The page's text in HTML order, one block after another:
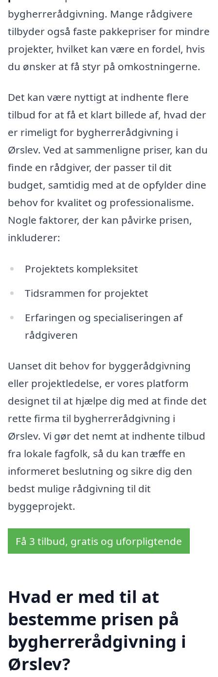
bygherrerådgivning. Mange rådgivere
tilbyder også faste pakkepriser for mindre
projekter, hvilket kan være en fordel, hvis
du ønsker at få styr på omkostningerne.
Det kan være nyttigt at indhente flere
tilbud for at få et klart billede af, hvad der
er rimeligt for bygherrerådgivning i
Ørslev. Ved at sammenligne priser, kan du
finde en rådgiver, der passer til dit
budget, samtidig med at de opfylder dine
behov for kvalitet og professionalisme.
Nogle faktorer, der kan påvirke prisen,
inkluderer:
Projektets kompleksitet
Tidsrammen for projektet
Erfaringen og specialiseringen af
rådgiveren
Uanset dit behov for byggerådgivning
eller projektledelse, er vores platform
designet til at hjælpe dig med at finde det
rette firma til bygherrerådgivning i
Ørslev. Vi gør det nemt at indhente tilbud
fra lokale fagfolk, så du kan træffe en
informeret beslutning og sikre dig den
bedst mulige rådgivning til dit
byggeprojekt.
Få 3 tilbud, gratis og uforpligtende
Hvad er med til at
bestemme prisen på
bygherrerådgivning i
Ørslev?